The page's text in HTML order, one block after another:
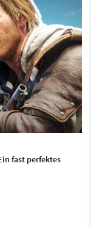
fast perfektes